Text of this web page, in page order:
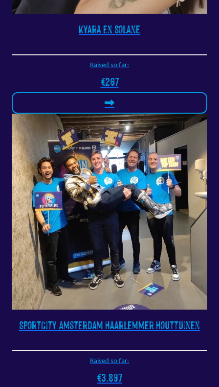
Kyara en Solane
Raised so far:
€267
SportCity Amsterdam Haarlemmer Houttuinen
Raised so far:
€3.897